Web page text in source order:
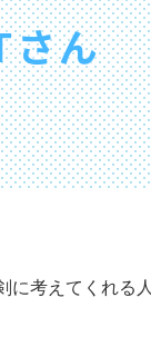
ん
考えてくれ